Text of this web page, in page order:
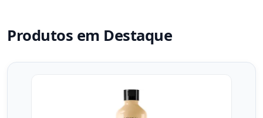
Produtos em Destaque